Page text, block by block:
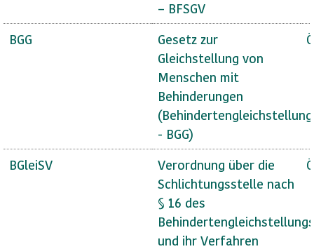
– BFSGV
BGG
Gesetz zur
Gleichstellung von
Menschen mit
Behinderungen
- BGG)
BGleiSV
Verordnung über die
Schlichtungsstelle nach
§ 16 des
und ihr Verfahren